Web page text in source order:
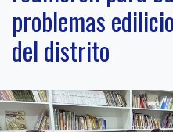
problemas
del distrito